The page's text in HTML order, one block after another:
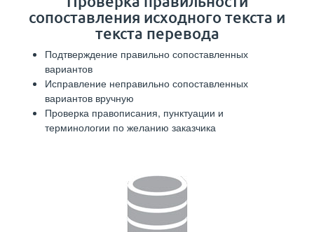
сопоставления исходного текста и
текста перевода
Подтверждение правильно сопоставленных
вариантов
Исправление неправильно сопоставленных
вариантов вручную
Проверка правописания, пунктуации и
терминологии по желанию заказчика